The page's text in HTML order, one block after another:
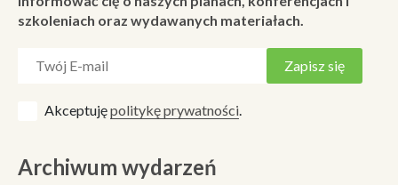
szkoleniach oraz wydawanych materiałach.
Akceptujępolitykę prywatności
Archiwum wydarzeń